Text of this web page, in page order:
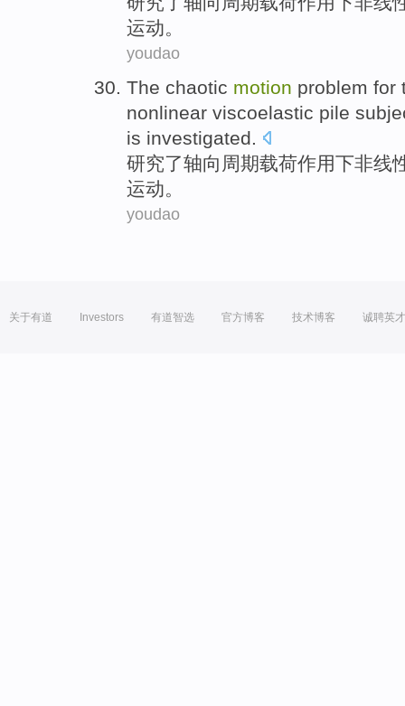
运动。
youdao
The chaotic motion problem for
nonlinear viscoelastic pile
is investigated.
研究了轴向 周期载荷作用下非线
运动。
youdao
关于有道 Investors 有道智选 官方博客 技术博客 诚聘英才